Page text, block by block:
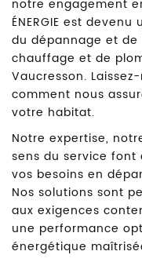
notre engagement
ÉNERGIE est devenu
du dépannage et
chauffage et de
Vaucresson.
comment nous
votre habitat.
Notre expertise,
sens du service
vos besoins en
Nos solutions sont
aux exigences
une performance
énergétique